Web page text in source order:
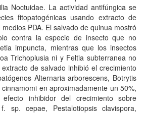
Noctuidae. La actividad antifúngica se
fitopatogénicas usando extracto de
PDA. El salvado de quinua mostró
contra la especie de insecto que no
impuncta, mientras que los insectos
Trichoplusia ni y Feltia subterranea no
de salvado inhibió el crecimiento
Alternaria arborescens, Botrytis
en aproximadamente un 50%,
inhibidor del crecimiento sobre
sp. cepae, Pestalotiopsis clavispora,